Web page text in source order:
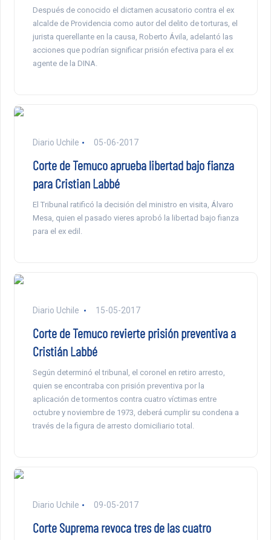
Después de conocido el dictamen acusatorio contra el ex
alcalde de Providencia como autor del delito de torturas, el
jurista querellante en la causa, Roberto Ávila, adelantó las
acciones que podrían significar prisión efectiva para el ex
agente de la DINA.
Diario Uchile 05-06-2017
Corte de Temuco aprueba libertad bajo fianza
para Cristian Labbé
El Tribunal ratificó la decisión del ministro en visita, Álvaro
Mesa, quien el pasado vieres aprobó la libertad bajo fianza
para el ex edil.
Diario Uchile 15-05-2017
Corte de Temuco revierte prisión preventiva a
Cristián Labbé
Según determinó el tribunal, el coronel en retiro arresto,
quien se encontraba con prisión preventiva por la
aplicación de tormentos contra cuatro víctimas entre
octubre y noviembre de 1973, deberá cumplir su condena a
través de la figura de arresto domiciliario total.
Diario Uchile 09-05-2017
Corte Suprema revoca tres de las cuatro